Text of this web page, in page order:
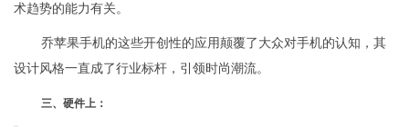
术趋势的能力有关。
乔苹果手机的这些开创性的应用颠覆了大众对手机的认知，其
设计风格一直成了行业标杆，引领时尚潮流。
三、硬件上：